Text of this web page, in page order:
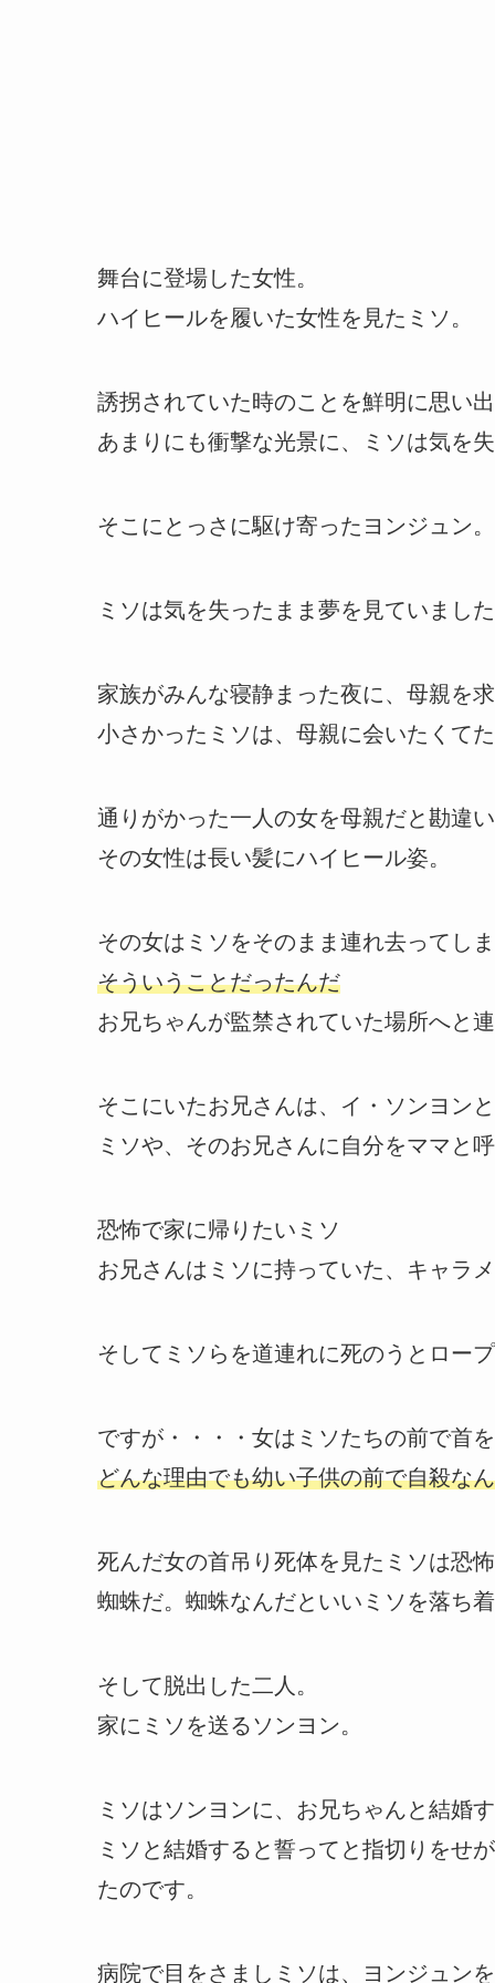
舞台に登場した女性。
ハイヒールを履いた女性を見たミソ。
誘拐されていた時のことを鮮明に思い
あまりにも衝撃な光景に、ミソは気を
そこにとっさに駆け寄ったヨンジュン。
ミソは気を失ったまま夢を見ていまし
家族がみんな寝静まった夜に、母親を
小さかったミソは、母親に会いたくて
通りがかった一人の女を母親だと勘違
その女性は長い髪にハイヒール姿。
その女はミソをそのまま連れ去ってし
そういうことだったんだ
お兄ちゃんが監禁されていた場所へと
そこにいたお兄さんは、イ・ソンヨン
ミソや、そのお兄さんに自分をママと
恐怖で家に帰りたいミソ
お兄さんはミソに持っていた、キャラ
そしてミソらを道連れに死のうとロー
ですが・・・・女はミソたちの前で首
どんな理由でも幼い子供の前で自殺な
死んだ女の首吊り死体を見たミソは恐
蜘蛛だ。蜘蛛なんだといいミソを落ち
そして脱出した二人。
家にミソを送るソンヨン。
ミソはソンヨンに、お兄ちゃんと結婚
ミソと結婚すると誓ってと指切りをせ
たのです。
病院で目をさましミソは、ヨンジュン